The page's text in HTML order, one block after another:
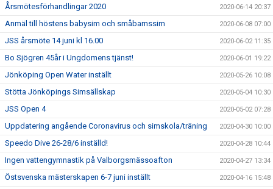
Årsmötesförhandlingar 2020 2020-06-14 20:37
Anmäl till höstens babysim och småbarnssim 2020-06-08 07:00
JSS årsmöte 14 juni kl 16.00 2020-06-02 11:35
Bo Sjögren 45år i Ungdomens tjänst! 2020-06-01 19:22
Jönköping Open Water inställt 2020-05-26 10:08
Stötta Jönköpings Simsällskap 2020-05-04 10:30
JSS Open 4 2020-05-02 07:28
Uppdatering angående Coronavirus och simskola/träning 2020-04-30 10:00
Speedo Dive 26-28/6 inställd! 2020-04-28 10:44
Ingen vattengymnastik på Valborgsmässoafton 2020-04-27 13:34
Östsvenska mästerskapen 6-7 juni inställt 2020-04-16 15:48